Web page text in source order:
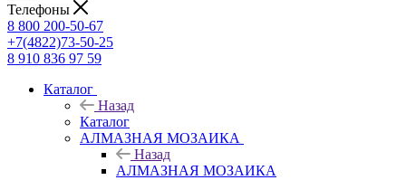
Телефоны
8 800 200-50-67
+7(4822)73-50-25
8 910 836 97 59
Каталог
Назад
Каталог
АЛМАЗНАЯ МОЗАИКА
Назад
АЛМАЗНАЯ МОЗАИКА